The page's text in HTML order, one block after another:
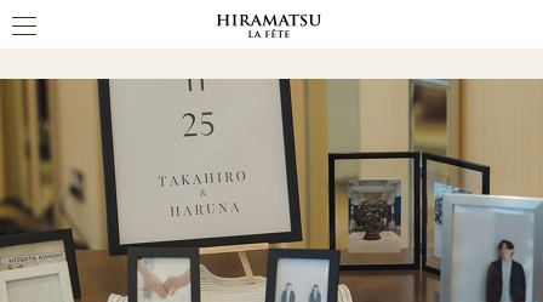
PARTY REPORT